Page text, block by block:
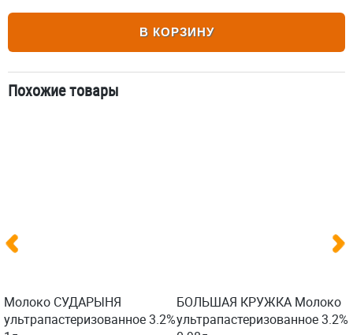
В КОРЗИНУ
Похожие товары
Молоко СУДАРЫНЯ
ультрапастеризованное 3.2%
БОЛЬШАЯ КРУЖКА Молоко
ультрапастеризованное 3.2%